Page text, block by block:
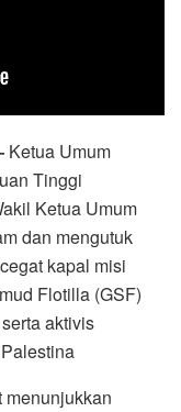
Ketua Umum
Tinggi
Ketua Umum
dan mengutuk
kapal misi
Flotilla (GSF)
aktivis
menunjukkan